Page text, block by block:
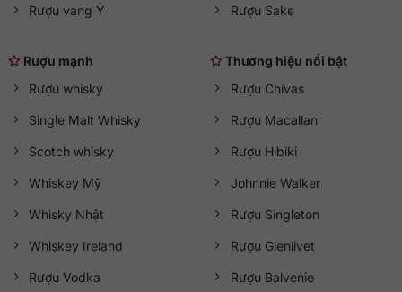
Rượu vang Ý Rượu Sake
Rượu mạnh
Rượu whisky
Single Malt Whisky
Scotch whisky
Whiskey Mỹ
Whisky Nhật
Whiskey Ireland
Rượu Vodka
Thương hiệu nổi bật
Rượu Chivas
Rượu Macallan
Rượu Hibiki
Johnnie Walker
Rượu Singleton
Rượu Glenlivet
Rượu Balvenie